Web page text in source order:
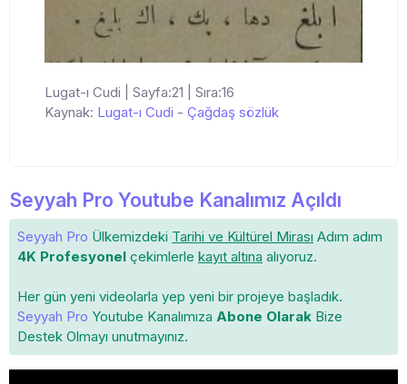
Lugat-ı Cudi | Sayfa:21 | Sıra:16
Kaynak: Lugat-ı Cudi - Çağdaş sözlük
Seyyah Pro Youtube Kanalımız Açıldı
Seyyah Pro Ülkemizdeki Tarihi ve Kültürel Mirası Adım adım
4K Profesyonel çekimlerle kayıt altına alıyoruz.
Her gün yeni videolarla yep yeni bir projeye başladık.
Seyyah Pro Youtube Kanalımıza Abone Olarak Bize
Destek Olmayı unutmayınız.